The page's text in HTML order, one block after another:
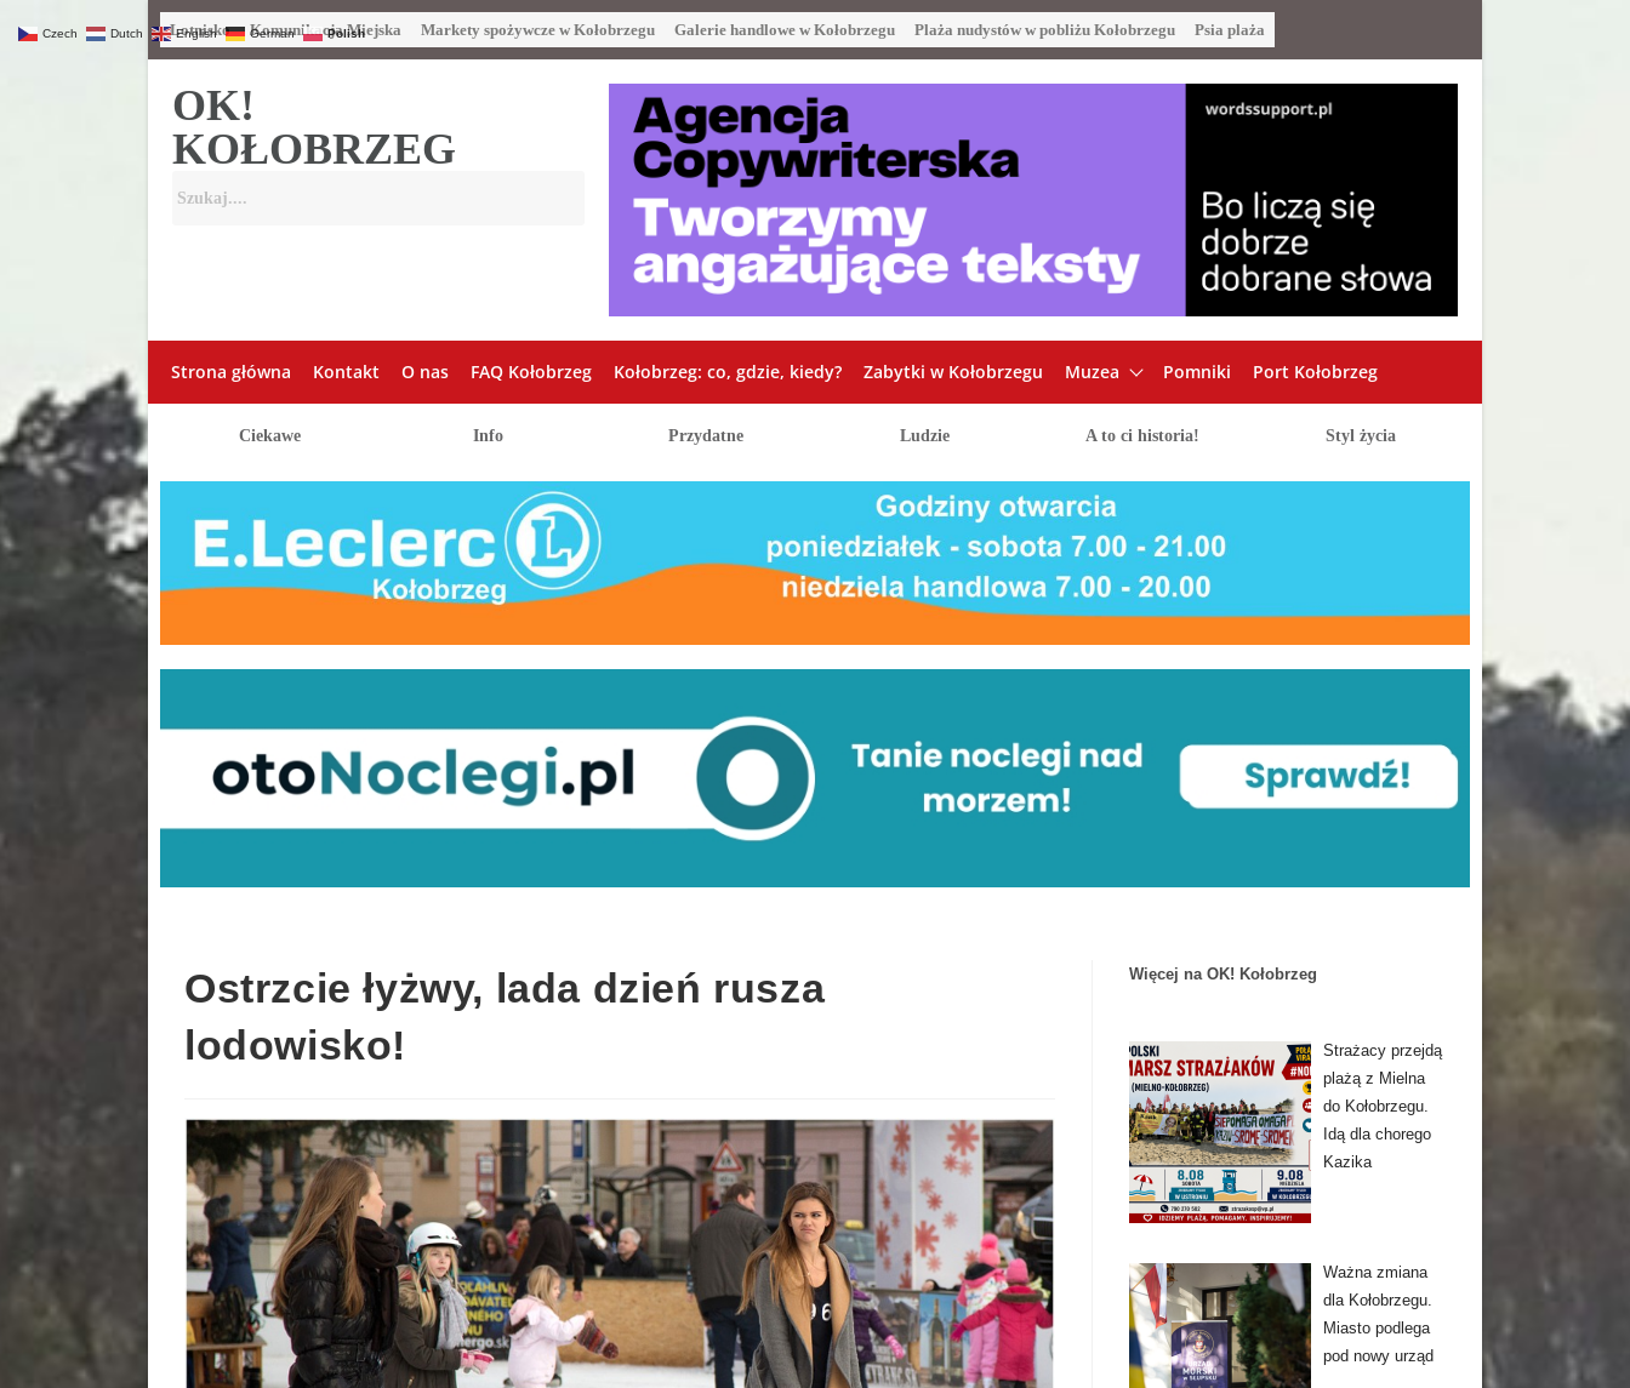
Lotnisko Komunikacja Miejska Markety spożywcze w Kołobrzegu Galerie handlowe w Kołobrzegu Plaża nudystów w pobliżu Kołobrzegu Psia plaża
OK!
KOŁOBRZEG
Strona główna Kontakt O nas FAQ Kołobrzeg Kołobrzeg: co, gdzie, kiedy? Zabytki w Kołobrzegu Muzea Pomniki Port Kołobrzeg
Ciekawe Info Przydatne Ludzie A to ci historia! Styl życia
Ostrzcie łyżwy, lada dzień rusza
lodowisko!
Więcej na OK! Kołobrzeg
Strażacy przejdą
plażą z Mielna
do Kołobrzegu.
Idą dla chorego
Kazika
Ważna zmiana
dla Kołobrzegu.
Miasto podlega
pod nowy urząd
Czech Dutch English German Polish